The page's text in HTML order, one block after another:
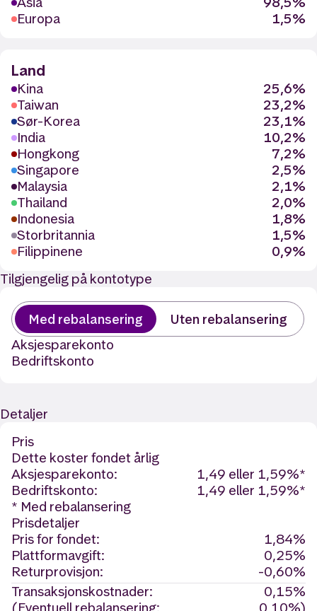
Europa
1,5%
Land
Kina
25,6%
Taiwan
23,2%
Sør-Korea
23,1%
India
10,2%
Hongkong
7,2%
Singapore
2,5%
Malaysia
2,1%
Thailand
2,0%
Indonesia
1,8%
Storbritannia
1,5%
Filippinene
0,9%
Tilgjengelig på kontotype
Med rebalansering
Uten rebalansering
Aksjesparekonto
Bedriftskonto
Detaljer
Pris
Dette koster fondet årlig
Aksjesparekonto:
1,49 eller 1,59%*
Bedriftskonto:
1,49 eller 1,59%*
* Med rebalansering
Prisdetaljer
Pris for fondet:
1,84%
Plattformavgift:
0,25%
Returprovisjon:
-0,60%
Transaksjonskostnader:
0,15%